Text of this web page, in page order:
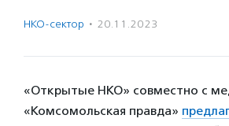
НКО-сектор · 20.11.2023
«Открытые НКО» совместно с
«Комсомольская правда»